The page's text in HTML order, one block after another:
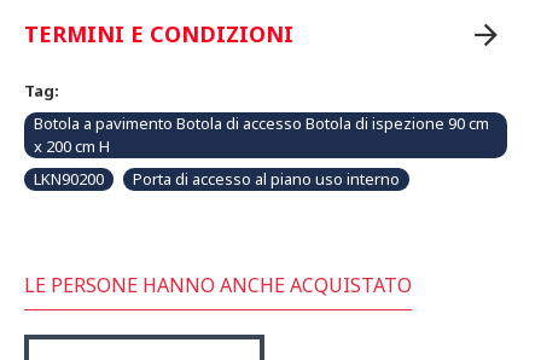
TERMINI E CONDIZIONI
Tag:
Botola a pavimento Botola di accesso Botola di ispezione 90 cm
x 200 cm H
LKN90200
Porta di accesso al piano uso interno
LE PERSONE HANNO ANCHE ACQUISTATO